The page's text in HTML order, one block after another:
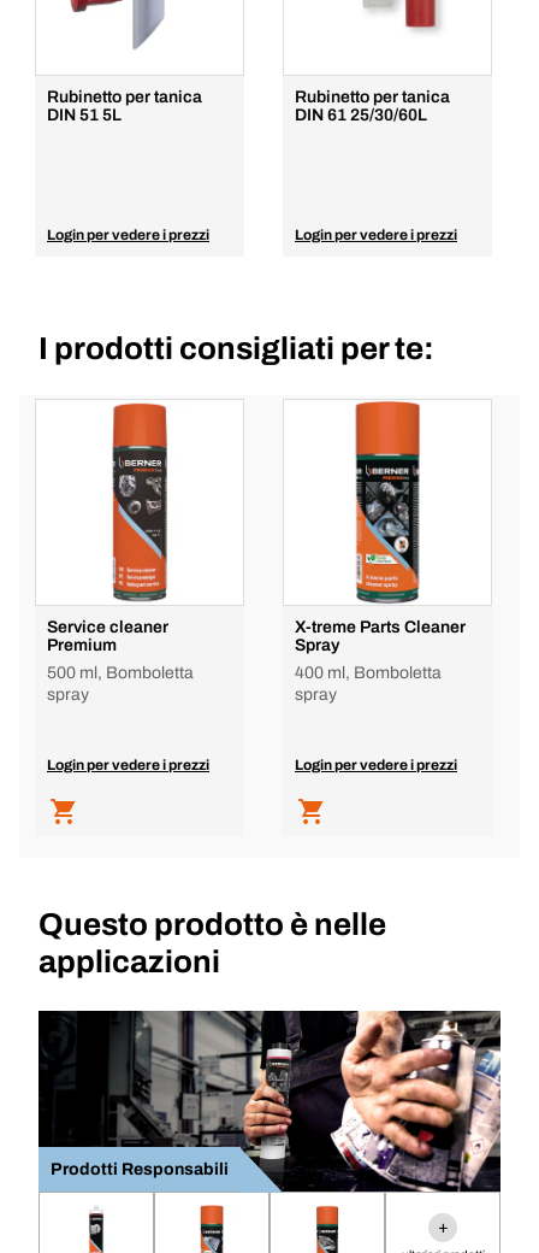
Rubinetto per tanica
DIN 51 5L
Login per vedere i prezzi
Rubinetto per tanica
DIN 61 25/30/60L
Login per vedere i prezzi
I prodotti consigliati per te:
Service cleaner
Premium
500 ml, Bomboletta
spray
Login per vedere i prezzi
X-treme Parts Cleaner
Spray
400 ml, Bomboletta
spray
Login per vedere i prezzi
Questo prodotto è nelle
applicazioni
Prodotti Responsabili
+